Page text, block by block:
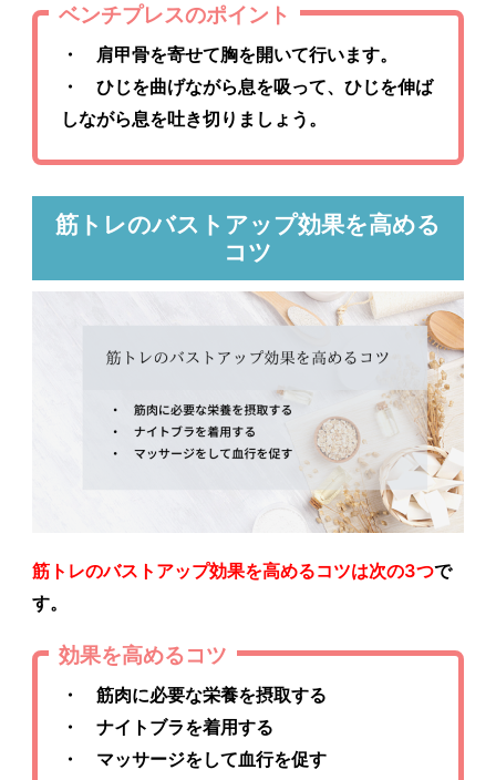
ベンチプレスのポイント
・ 肩甲骨を寄せて胸を開いて行います。
・ ひじを曲げながら息を吸って、ひじを伸ば
しながら息を吐き切りましょう。
筋トレのバストアップ効果を高める
コツ
筋トレのバストアップ効果を高めるコツは次の3つで
す。
効果を高めるコツ
・ 筋肉に必要な栄養を摂取する
・ ナイトブラを着用する
・ マッサージをして血行を促す